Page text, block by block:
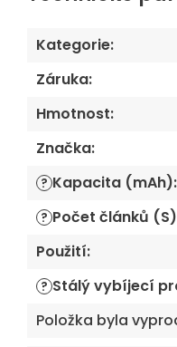
Kategorie:
Záruka:
Hmotnost:
Značka:
? Kapacita (mAh):
? Počet článků (S)
Použití:
? Stálý vybíjecí
Položka byla